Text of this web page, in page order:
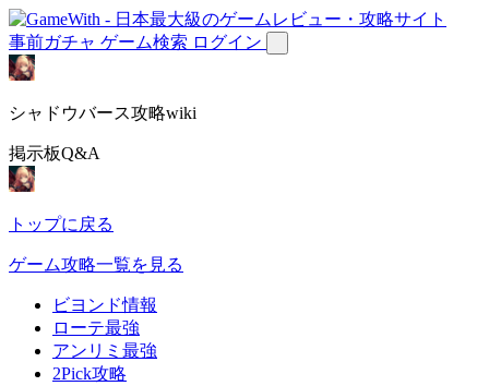
事前ガチャ ゲーム検索 ログイン
シャドウバース攻略wiki
掲示板Q&A
トップに戻る
ゲーム攻略一覧を見る
ビヨンド情報
ローテ最強
アンリミ最強
2Pick攻略